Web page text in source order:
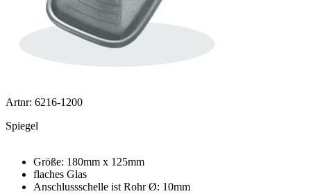
Artnr: 6216-1200
Spiegel
Größe: 180mm x 125mm
flaches Glas
Anschlussschelle ist Rohr Ø: 10mm